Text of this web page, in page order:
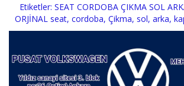
Etiketler: SEAT CORDOBA ÇIKMA SOL
ORJİNAL seat, cordoba, Çikma, sol, arka,